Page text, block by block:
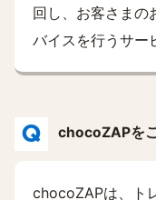
回し、お客さまの
バイスを行うサー
chocoZAPを
chocoZAPは、ト